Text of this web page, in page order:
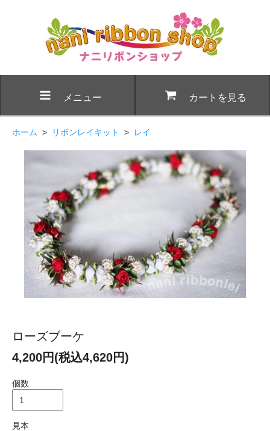
メニュー カートを見る
ホーム > リボンレイキット > レイ
ローズブーケ
4,200円(税込4,620円)
個数
見本